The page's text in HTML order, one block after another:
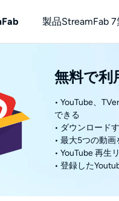
製品StreamFab 7
無料で利
• YouTube、
できる
• ダウンロード
• 最大5つの動
• YouTube 再生
• 登録した